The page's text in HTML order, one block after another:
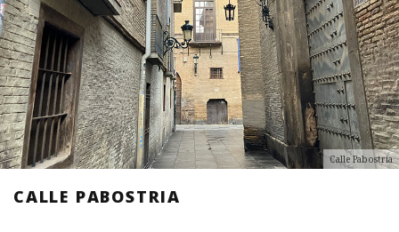
Calle Pabostria
CALLE PABOSTRIA